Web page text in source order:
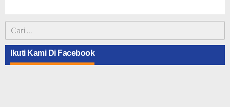
untuk:
Ikuti Kami Di Facebook